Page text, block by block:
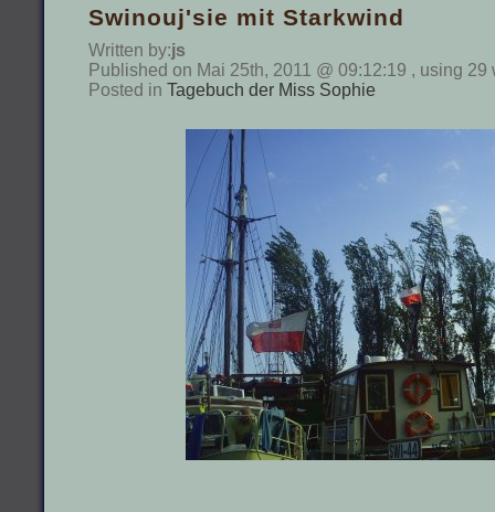
Swinouj'sie mit Starkwind
Written by:js
Published on Mai 25th, 2011 @ 09:12:19 , using 29
Posted in Tagebuch der Miss Sophie